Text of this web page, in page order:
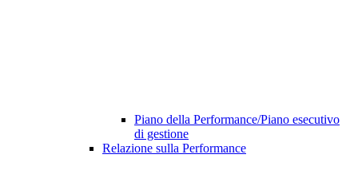
Piano della Performance/Piano esecutivo
di gestione
Relazione sulla Performance